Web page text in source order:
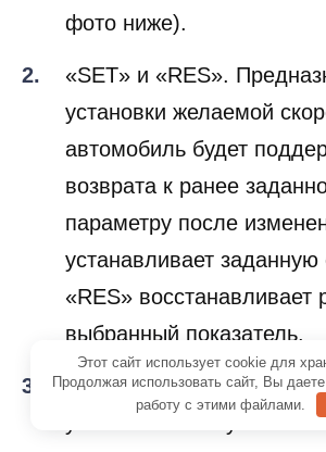
фото ниже).
«SET» и «RES».
установки желаемой
автомобиль будет
возврата к ранее
параметру после
устанавливает заданную
«RES» восстанавливает
выбранный показатель.
«COAST» и «ACCEL.
уменьшить или
Этот сайт использует cookie для
Продолжая использовать сайт, Вы
работу с этими файлами.